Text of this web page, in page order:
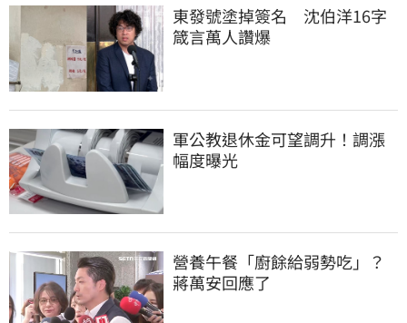
東發號塗掉簽名　沈伯洋16字
箴言萬人讚爆
軍公教退休金可望調升！調漲
幅度曝光
營養午餐「廚餘給弱勢吃」？
蔣萬安回應了